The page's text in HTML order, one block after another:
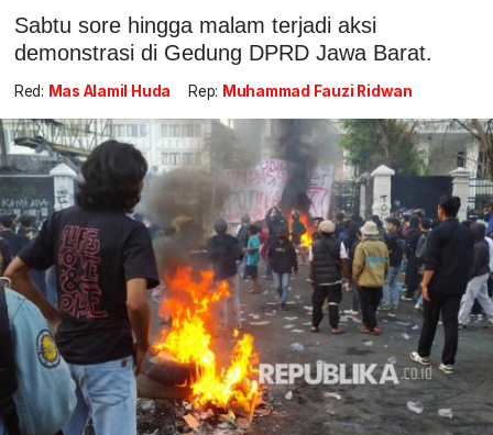
Sabtu sore hingga malam terjadi aksi
demonstrasi di Gedung DPRD Jawa Barat.
Red: Mas Alamil Huda Rep: Muhammad Fauzi Ridwan